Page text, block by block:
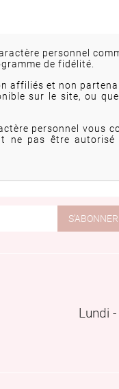
personnel
de fidélité.
affiliés et non
sur le site, ou
personnel vous
ne pas être
Lundi